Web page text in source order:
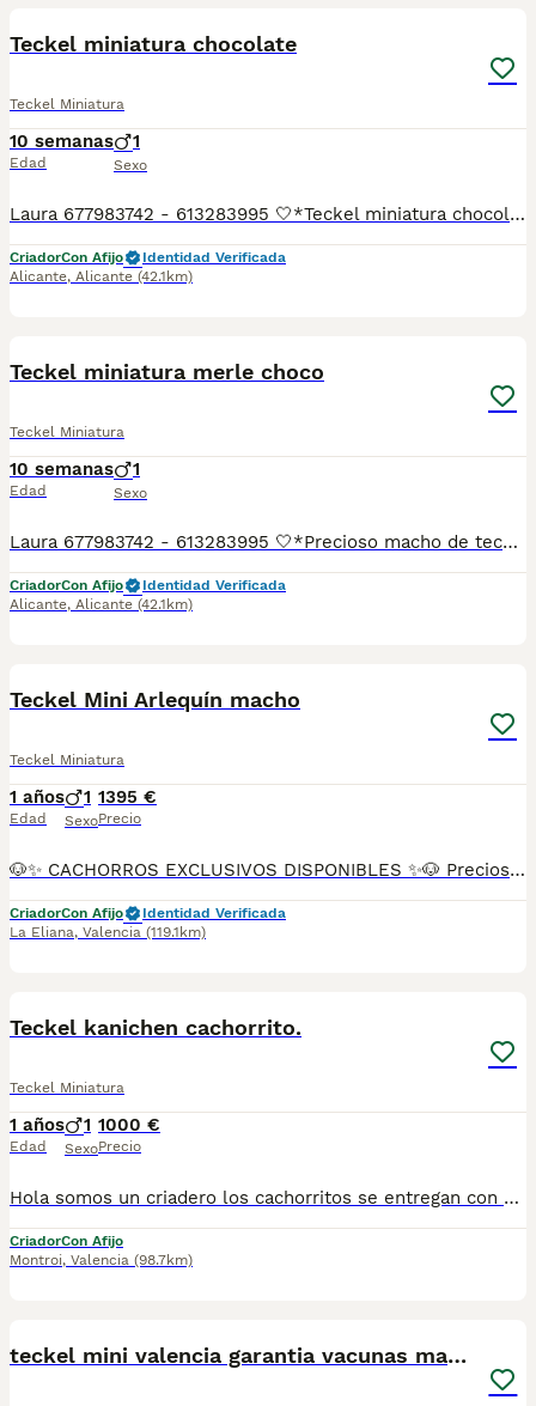
Teckel miniatura chocolate
Teckel Miniatura
10 semanas
Edad
1
Sexo
Laura 677983742 - 613283995 🤍*Teckel miniatura chocolate*🤍 ¿Buscas un nuevo compañero para tu hogar? ❤️ Tenemos preciosos cachorros listos para encontrar una familia responsable. ✅ Vacunados ✅ Desparasitados ✅ Cartilla sanitaria ✅ Garantías incluidas ✅ Máxima atención y cuidado Se hacen envíos a toda España: Andalucía: Almería, Cádiz, Córdoba, Granada, Huelva, Jaén, Málaga, Sevilla.Aragón: Huesca, Teruel, Zaragoza.Asturias: Oviedo.Baleares: Palma.Canarias: Las Palmas de Gran Canaria, Santa Cruz de Tenerife.Cantabria: Santander.Castilla-La Mancha: Albacete, Ciudad Real, Cuenca, Guadalajara, Toledo.Castilla y León: Ávila, Burgos, León, Palencia, Salamanca, Segovia, Soria, Valladolid, Zamora.Cataluña: Barcelona, Gerona (Girona), Lérida (Lleida), Tarragona.Comunidad Valenciana: Alicante, Castellón de la Plana, Valencia.Extremadura: Badajoz, Cáceres.Galicia: La Coruña (A Coruña), Lugo, Orense (Ourense), Pontevedra.La Rioja: Logroño.Madrid: Madrid.Murcia: Murcia.Navarra: Pamplona.País Vasco: Bilbao (Vizcaya), San Sebastián (Guipúzcoa), Vitoria (Álava). 🐾 Cachorros sanos, sociables y criados con mucho cariño. 📲 ¡Pregunta sin compromiso por disponibilidad, fotos y precios por mensaje privado!
CriadorCon Afijo
Identidad Verificada
Alicante, Alicante (42.1km)
Teckel miniatura merle choco
Teckel Miniatura
10 semanas
Edad
1
Sexo
Laura 677983742 - 613283995 🤍*Precioso macho de teckel miniatura arlequín merle chocolate*🤍 ¿Buscas un nuevo compañero para tu hogar? ❤️ Tenemos preciosos cachorros listos para encontrar una familia responsable. ✅ Vacunados ✅ Desparasitados ✅ Cartilla sanitaria ✅ Garantías incluidas ✅ Máxima atención y cuidado Se hacen envíos a toda España: Andalucía: Almería, Cádiz, Córdoba, Granada, Huelva, Jaén, Málaga, Sevilla.Aragón: Huesca, Teruel, Zaragoza.Asturias: Oviedo.Baleares: Palma.Canarias: Las Palmas de Gran Canaria, Santa Cruz de Tenerife.Cantabria: Santander.Castilla-La Mancha: Albacete, Ciudad Real, Cuenca, Guadalajara, Toledo.Castilla y León: Ávila, Burgos, León, Palencia, Salamanca, Segovia, Soria, Valladolid, Zamora.Cataluña: Barcelona, Gerona (Girona), Lérida (Lleida), Tarragona.Comunidad Valenciana: Alicante, Castellón de la Plana, Valencia.Extremadura: Badajoz, Cáceres.Galicia: La Coruña (A Coruña), Lugo, Orense (Ourense), Pontevedra.La Rioja: Logroño.Madrid: Madrid.Murcia: Murcia.Navarra: Pamplona.País Vasco: Bilbao (Vizcaya), San Sebastián (Guipúzcoa), Vitoria (Álava). 🐾 Cachorros sanos, sociables y criados con mucho cariño. 📲 ¡Pregunta sin compromiso por disponibilidad, fotos y precios por mensaje privado!
CriadorCon Afijo
Identidad Verificada
Alicante, Alicante (42.1km)
Teckel Mini Arlequín macho
Teckel Miniatura
1 años
Edad
1
Sexo
1395 €
Precio
🐶✨ CACHORROS EXCLUSIVOS DISPONIBLES ✨🐶 Preciosos cachorros criados en ambiente familiar, rodeados de amor y cuidados desde el primer día ❤️ Totalmente socializados, cariñosos y acostumbrados al contacto con personas. 📦 Se entregan con todas las garantías: ✔️ Cartilla sanitaria ✔️ Vacunación al día 💉 ✔️ Desparasitación completa ✅ ✔️ Garantía vírica 😷 ✔️ Garantía congénita 👌 ✔️ Contrato de entrega ✍️ 📸 Síguenos en Instagram: @fincapaunais para ver fotos y vídeos reales ⚠️ Disponibilidad limitada ⚠️ Se reservan rápido. 📲 Contacto directo por WhatsApp: 671 454 202 Solo personas responsables
CriadorCon Afijo
Identidad Verificada
La Eliana, Valencia (119.1km)
Teckel kanichen cachorrito.
Teckel Miniatura
1 años
Edad
1
Sexo
1000 €
Precio
Hola somos un criadero los cachorritos se entregan con 2 vacunas, desparasitados, cartilla veterinaria acompañada con un informe donde consta la salud del cacharro,o cachorra con, informe de identificación canina para gestionar su pedigree . y afijo de criador .los primeros 6 meses de garantías de víricas por escrito y un kit de cachorro de royal canin el que contiene un kg de el pienso específico de la raza . Somos un criadero .muchas gracias por su interés,, esperamos cubrir sus expectativas .adjunto nuestra página web Www.lu-michelfer.com Http://www.facebook.com/lumichelfer Esa es la página de Facebook nueva poner si os gusta gracias.para mas información llámenos al 620771178 o déjenos su teléfono le llamaremos.....
CriadorCon Afijo
Montroi, Valencia (98.7km)
teckel mini valencia garantia vacunas madrid